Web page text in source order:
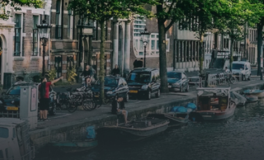
bereiden van heerlijke maaltijden.
Vanuit de woonkamer stap je zo het
balkon op, waar je kunt genieten
van een prachtig uitzicht en een
moment van rust. De woning
beschikt over twee comfortabele
slaapkamers van respectievelijk 12,1
m² en 8 m². Beide kamers bieden tal
van mogelijkheden, zoals een fijne
werkplek, een logeerkamer of een
persoonlijke slaapkamer. De
van
m²
van